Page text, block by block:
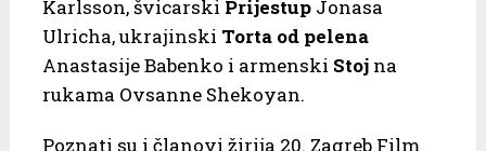
Karlsson, švicarski PrijestupJonasa
Ulricha, ukrajinski Torta od pelena
Anastasije Babenko i armenski Stojna
rukama Ovsanne Shekoyan.
Poznati su i članovi žirija 20. Zagreb Film